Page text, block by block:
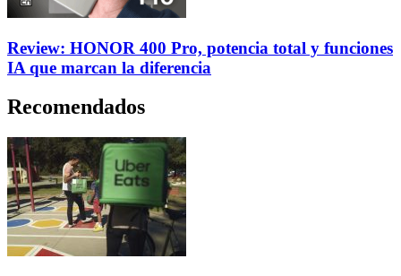
Review: HONOR 400 Pro, potencia total y funciones
IA que marcan la diferencia
Recomendados